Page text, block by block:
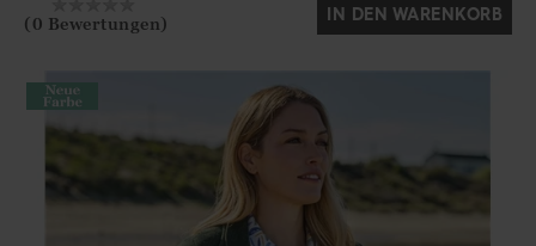
(0 Bewertungen) IN DEN WARENKORB